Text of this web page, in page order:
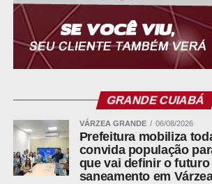
imprensa@mpa.gov.br
Fonte:Ministério da Pesca e
Leia Também: Jaú: o gigante
silencioso que habita os rios
WhatsApp
GRANDE CUIABÁ
VÁRZEA GRANDE 06/08/2026
Prefeitura mobiliza
convida população
que vai definir o futuro
saneamento em